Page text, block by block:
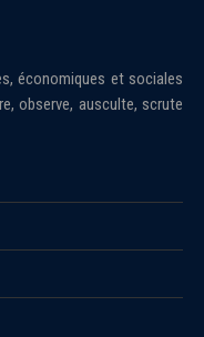
économiques et sociales
observe, ausculte, scrute